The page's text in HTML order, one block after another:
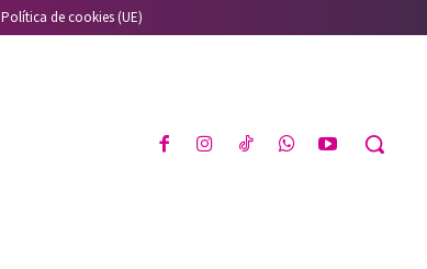
Política de cookies (UE)